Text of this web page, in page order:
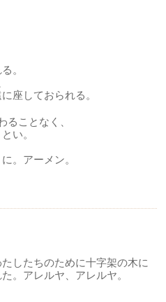
。
座しておられる。
ことなく、
い。
。アーメン。
したちのために十字架の木に
。アレルヤ、アレルヤ。